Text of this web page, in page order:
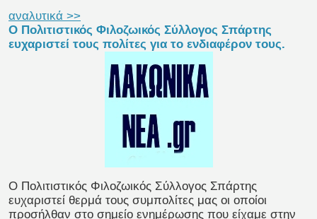
αναλυτικά >>
Ο Πολιτιστικός Φιλοζωικός Σύλλογος Σπάρτης
ευχαριστεί τους πολίτες για το ενδιαφέρον τους.
O Πολιτιστικός Φιλοζωικός Σύλλογος Σπάρτης
ευχαριστεί θερμά τους συμπολίτες μας οι οποίοι
προσήλθαν στο σημείο ενημέρωσης που είχαμε στην